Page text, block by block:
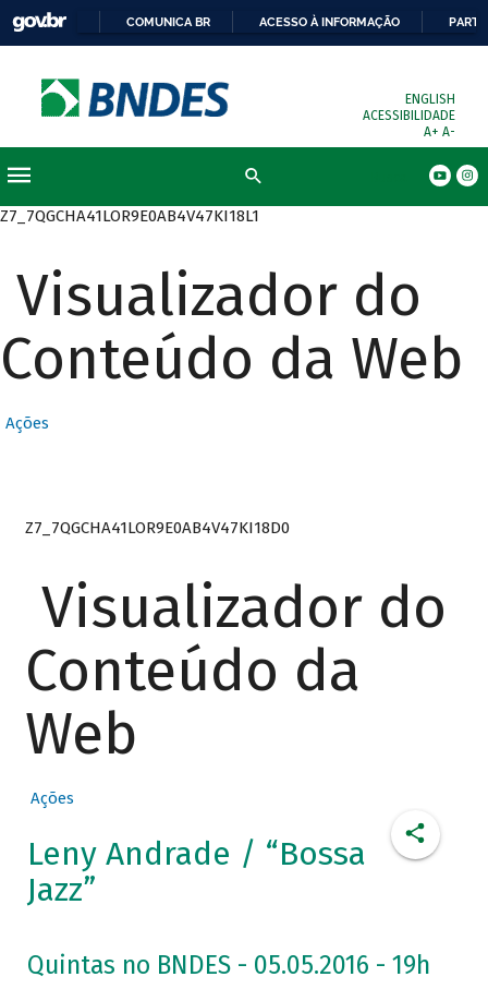
COMUNICA BR ACESSO À INFORMAÇÃO
ENGLISH
ACESSIBILIDADE
A+ A-
Z7_7QGCHA41LOR9E0AB4V47KI18L1
Visualizador do
Conteúdo da Web
Ações
Z7_7QGCHA41LOR9E0AB4V47KI18D0
Visualizador do
Conteúdo da
Web
Ações
Leny Andrade / “Bossa
Jazz”
Quintas no BNDES - 05.05.2016 - 19h